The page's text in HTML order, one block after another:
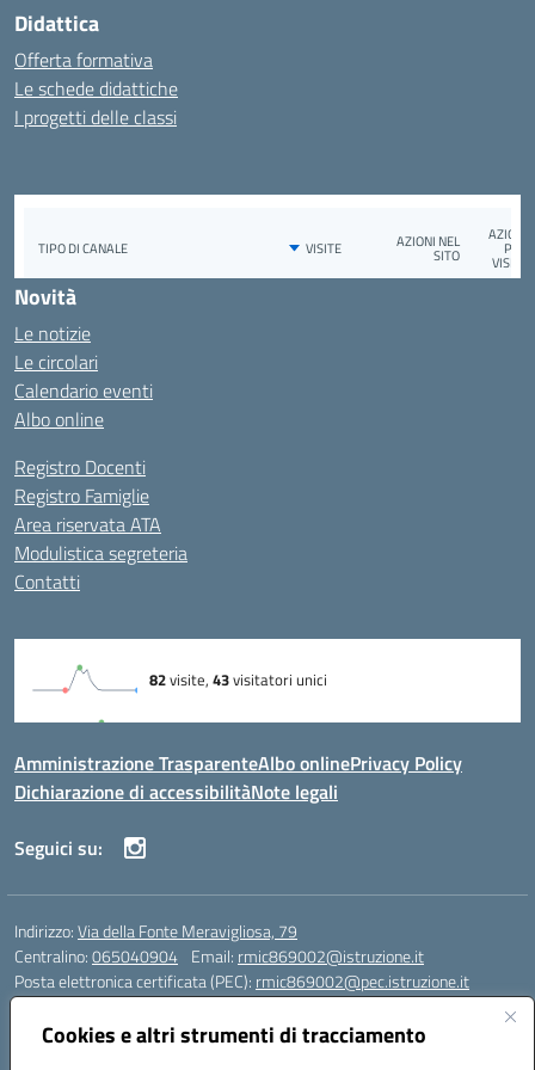
Cookies e altri strumenti di tracciamento
Didattica
Offerta formativa
Le schede didattiche
I progetti delle classi
Novità
Le notizie
Le circolari
Calendario eventi
Albo online
Registro Docenti
Registro Famiglie
Area riservata ATA
Modulistica segreteria
Contatti
Amministrazione TrasparenteAlbo onlinePrivacy Policy
Dichiarazione di accessibilitàNote legali
Seguici su:
Indirizzo:Via della Fonte Meravigliosa, 79
Centralino:065040904 Email: rmic869002@istruzione.it
Posta elettronica certificata (PEC): rmic869002@pec.istruzione.it
Codice fiscale: 97197090588
Codice meccanografico: RMIC869002